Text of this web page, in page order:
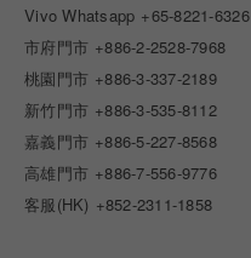
Vivo Whatsapp +65-8221-6326
市府門市 +886-2-2528-7968
桃園門市 +886-3-337-2189
新竹門市 +886-3-535-8112
嘉義門市 +886-5-227-8568
高雄門市 +886-7-556-9776
客服(HK) +852-2311-1858